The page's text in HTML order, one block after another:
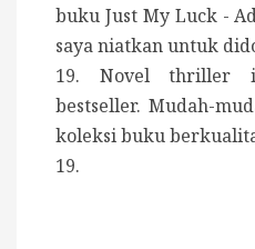
buku Just My Luck -
saya niatkan untuk
19. Novel thriller
bestseller. Mudah-
koleksi buku
19.